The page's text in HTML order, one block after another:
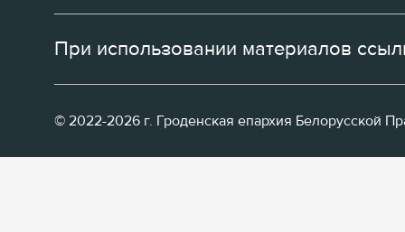
При использовании материалов
© 2022-2026 г. Гроденская епархия Белорусской